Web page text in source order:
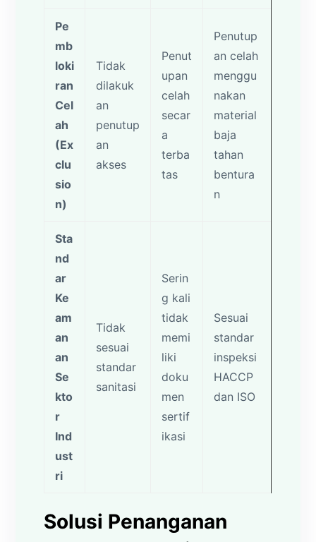
Pe
mb
loki
ran
Cel
ah
(Ex
clu
sio
n)
Tidak
dilakuk
an
penutup
an
akses
Penut
upan
celah
secar
a
terba
tas
Penutup
an celah
menggu
nakan
material
baja
tahan
bentura
n
Sta
nd
ar
Ke
am
an
an
Se
kto
r
Ind
ust
ri
Tidak
sesuai
standar
sanitasi
Serin
g kali
tidak
memi
liki
doku
men
sertif
ikasi
Sesuai
standar
inspeksi
HACCP
dan ISO
Solusi Penanganan